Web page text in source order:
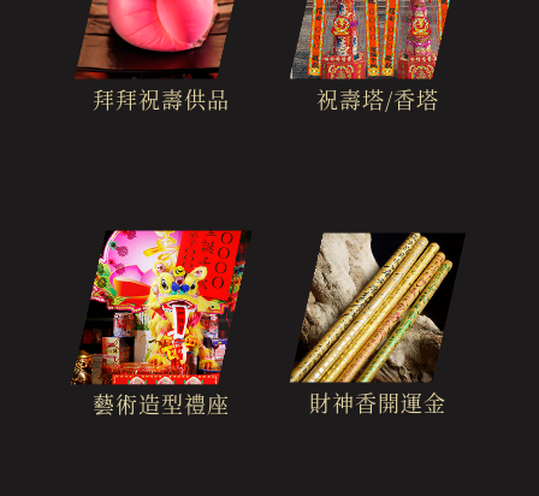
拜拜祝壽供品 祝壽塔/香塔
藝術造型禮座 財神香開運金